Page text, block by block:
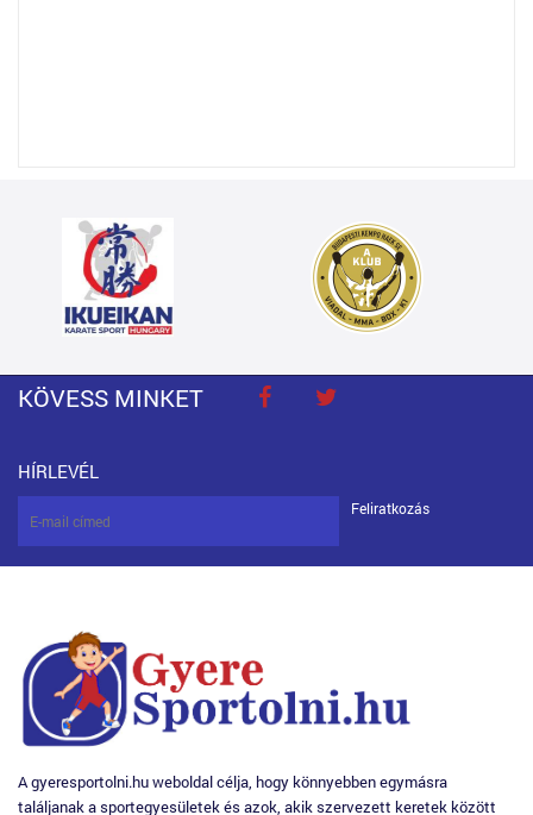
KÖVESS MINKET
HÍRLEVÉL
Feliratkozás
A gyeresportolni.hu weboldal célja, hogy könnyebben egymásra
találjanak a sportegyesületek és azok, akik szervezett keretek között